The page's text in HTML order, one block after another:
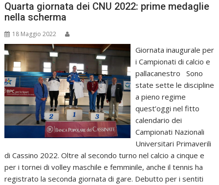
Quarta giornata dei CNU 2022: prime medaglie
nella scherma
18 Maggio 2022
Giornata inaugurale per
i Campionati di calcio e
pallacanestro Sono
state sette le discipline
a pieno regime
quest’oggi nel fitto
calendario dei
Campionati Nazionali
Universitari Primaverili
di Cassino 2022. Oltre al secondo turno nel calcio a cinque e
per i tornei di volley maschile e femminile, anche il tennis ha
registrato la seconda giornata di gare. Debutto per i sentiti